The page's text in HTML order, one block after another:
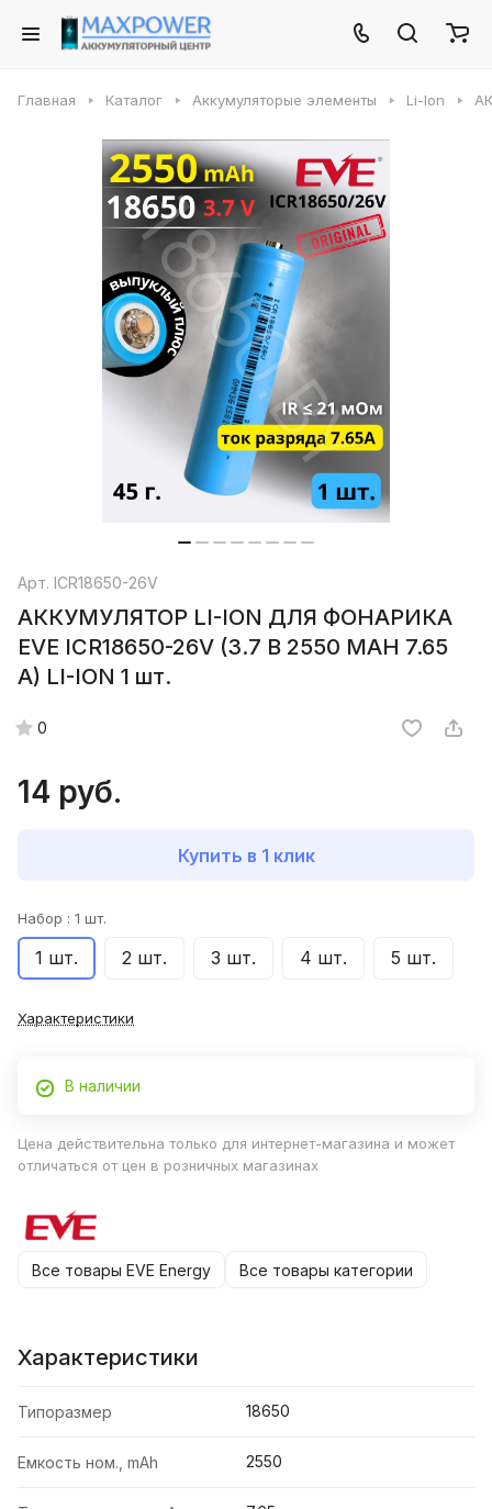
Главная Каталог Аккумуляторые элементы Li-Ion
Арт. ICR18650-26V
АККУМУЛЯТОР LI-ION ДЛЯ ФОНАРИКА
EVE ICR18650-26V (3.7 B 2550 MAH 7.65
A) LI-ION 1 шт.
0
14 руб.
Купить в 1 клик
Набор : 1 шт.
1 шт. 2 шт. 3 шт. 4 шт. 5 шт.
Характеристики
В наличии
Цена действительна только для интернет-магазина и может
отличаться от цен в розничных магазинах
Все товары EVE Energy Все товары категории
Характеристики
Типоразмер 18650
Емкость ном., mAh 2550